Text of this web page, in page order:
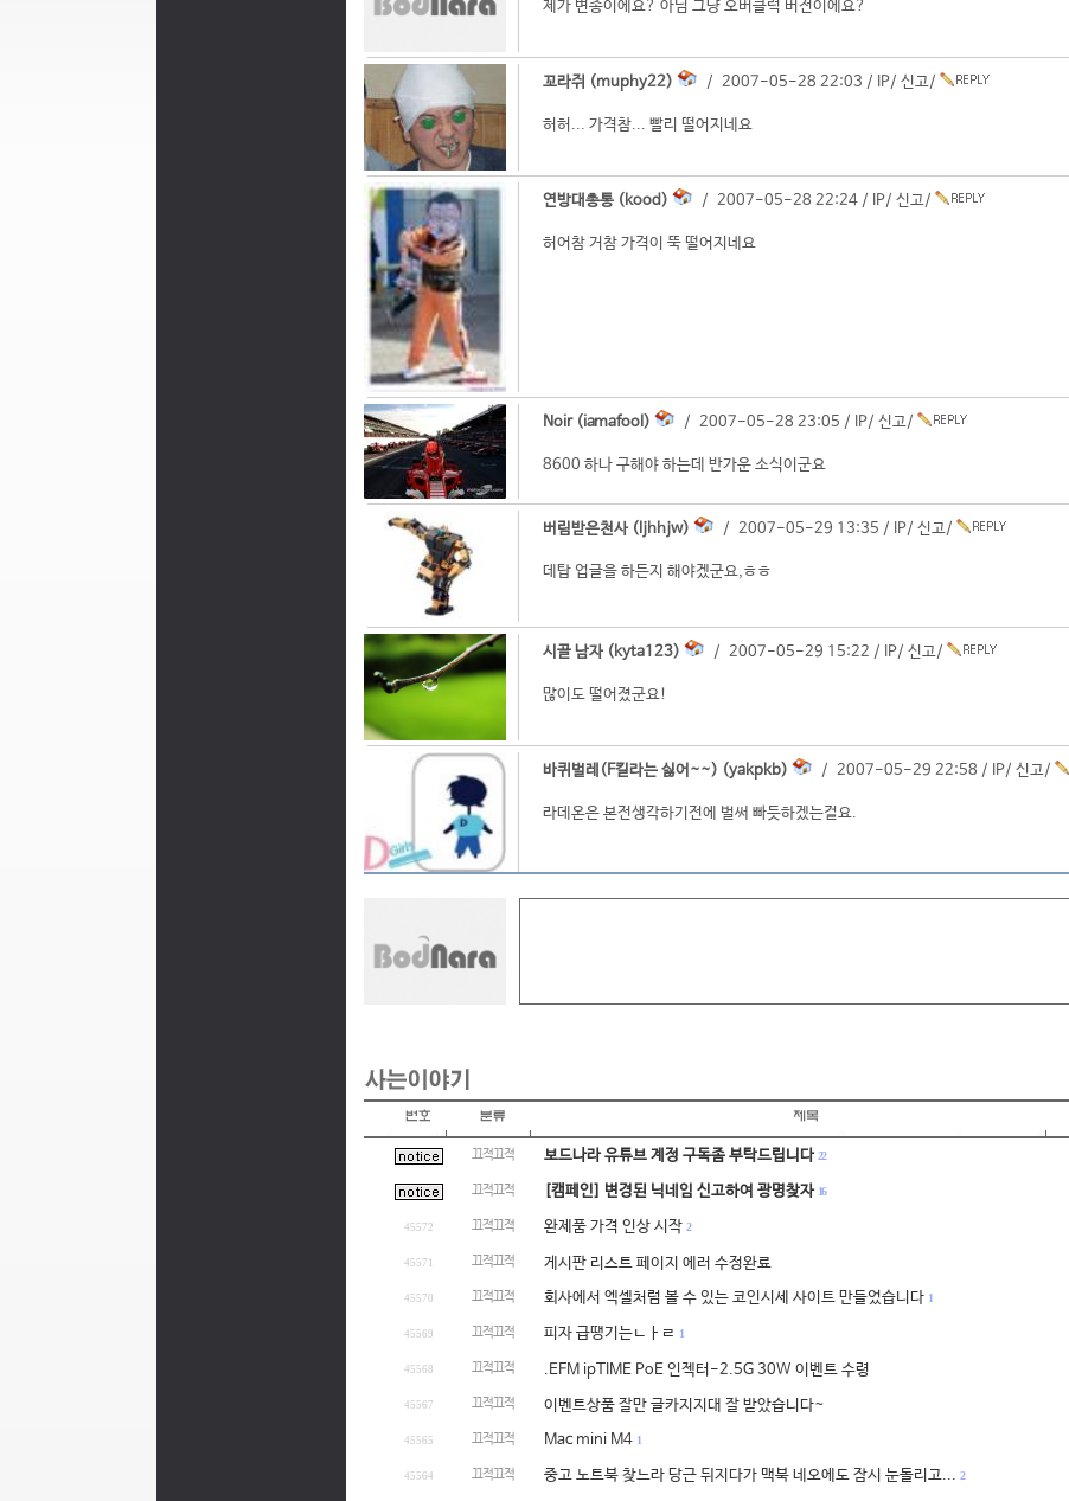
제가 변종이에요? 아님 그냥 오버클럭 버전이에요?
꼬라쥐 (muphy22) / 2007-05-28 22:03 / IP/ 신고/
허허... 가격참... 빨리 떨어지네요
연방대총통 (kood) / 2007-05-28 22:24 / IP/ 신고/
허어참 거참 가격이 뚝 떨어지네요
Noir (iamafool) / 2007-05-28 23:05 / IP/ 신고/
8600 하나 구해야 하는데 반가운 소식이군요
버림받은천사 (ljhhjw) / 2007-05-29 13:35 / IP/ 신고/
데탑 업글을 하든지 해야겠군요,ㅎㅎ
시골 남자 (kyta123) / 2007-05-29 15:22 / IP/ 신고/
많이도 떨어졌군요!
바퀴벌레(F킬라는 싫어~~) (yakpkb) / 2007-05-29 22:58 / IP/ 신고/
라데온은 본전생각하기전에 벌써 빠듯하겠는걸요.
끄적끄적 보드나라 유튜브 계정 구독좀 부탁드립니다 22
끄적끄적 [캠페인] 변경된 닉네임 신고하여 광명찾자 16
45572 끄적끄적 완제품 가격 인상 시작 2
45571 끄적끄적 게시판 리스트 페이지 에러 수정완료
45570 끄적끄적 회사에서 엑셀처럼 볼 수 있는 코인시세 사이트 만들었습니다 1
45569 끄적끄적 피자 급땡기는ㄴㅏㄹ 1
45568 끄적끄적 .EFM ipTIME PoE 인젝터-2.5G 30W 이벤트 수령
45567 끄적끄적 이벤트상품 잘만 글카지지대 잘 받았습니다~
45565 끄적끄적 Mac mini M4 1
45564 끄적끄적 중고 노트북 찾느라 당근 뒤지다가 맥북 네오에도 잠시 눈돌리고... 2